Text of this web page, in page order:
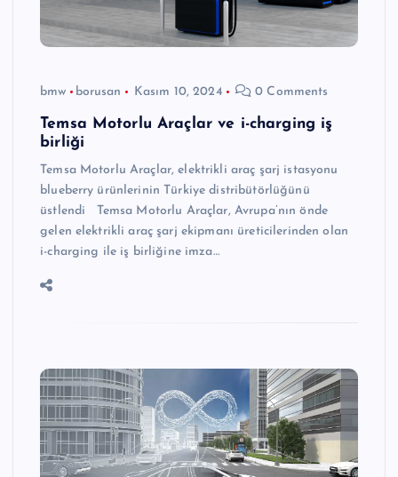
bmw borusan Kasım 10, 2024 0 Comments
Temsa Motorlu Araçlar ve i-charging iş
birliği
Temsa Motorlu Araçlar, elektrikli araç şarj istasyonu
blueberry ürünlerinin Türkiye distribütörlüğünü
üstlendi Temsa Motorlu Araçlar, Avrupa’nın önde
gelen elektrikli araç şarj ekipmanı üreticilerinden olan
i-charging ile iş birliğine imza…